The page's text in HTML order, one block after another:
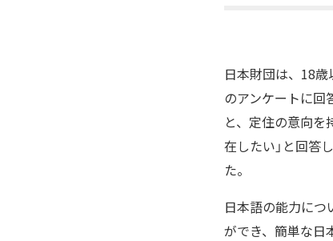
日本財団は、18
のアンケートに回
と、定住の意向を
在したい」と回答
た。
日本語の能力につ
ができ、簡単な日